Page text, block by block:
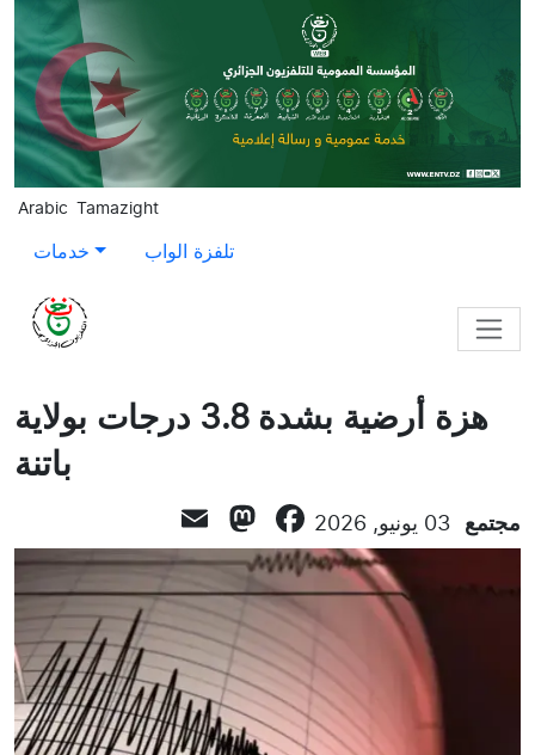
Skip to main content
Arabic Tamazight
خدمات تلفزة الواب
هزة أرضية بشدة 3.8 درجات بولاية
باتنة
مجتمع 03 يونيو, 2026 Facebook
Mastodon